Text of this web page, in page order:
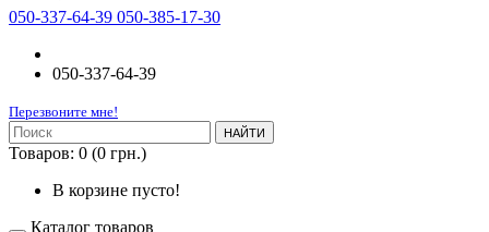
050-337-64-39 050-385-17-30
050-337-64-39
Перезвоните мне!
НАЙТИ
Товаров: 0 (0 грн.)
В корзине пусто!
Каталог товаров